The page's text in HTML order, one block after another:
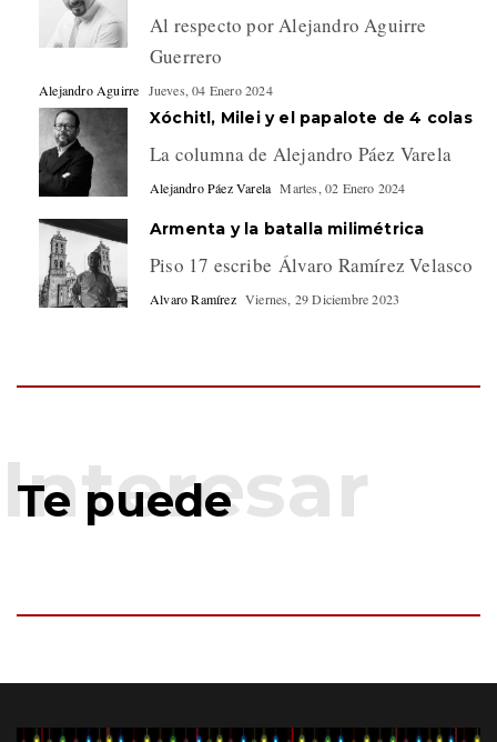
Al respecto por Alejandro Aguirre
Guerrero
Alejandro Aguirre Jueves, 04 Enero 2024
Xóchitl, Milei y el papalote de 4 colas
La columna de Alejandro Páez Varela
Alejandro Páez Varela Martes, 02 Enero 2024
Armenta y la batalla milimétrica
Piso 17 escribe Álvaro Ramírez Velasco
Alvaro Ramírez Viernes, 29 Diciembre 2023
Te puede